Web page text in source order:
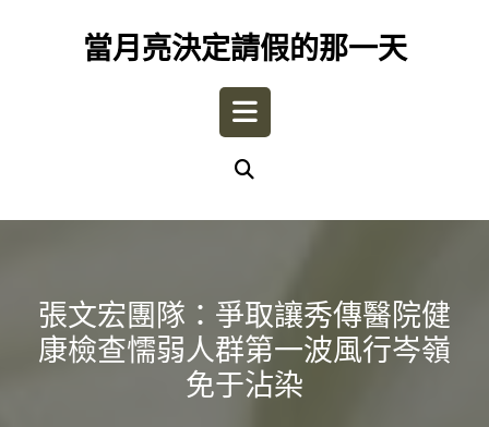
當月亮決定請假的那一天
Open
張文宏團隊：爭取讓秀傳醫院健
康檢查懦弱人群第一波風行岑嶺
免于沾染